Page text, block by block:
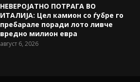
НЕВЕРОЈАТНО ПОТРАГА ВО
ИТАЛИЈА: Цел камион со ѓубре го
пребарале поради лото ливче
вредно милион евра
август 6, 2026